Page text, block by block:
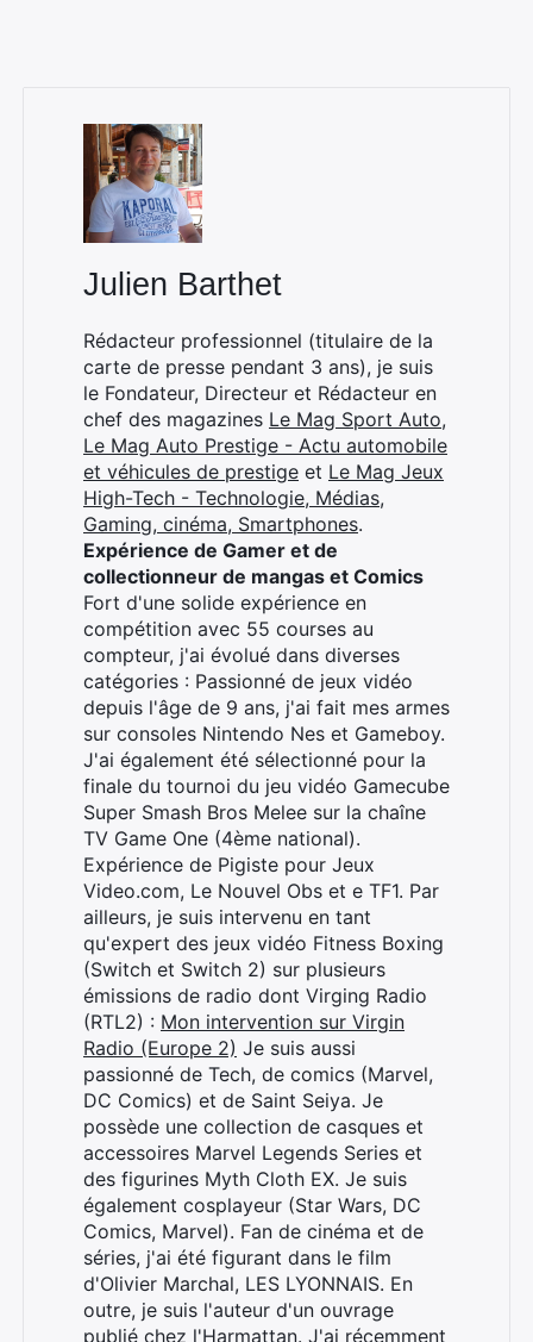
Julien Barthet
Rédacteur professionnel (titulaire de la
carte de presse pendant 3 ans), je suis
le Fondateur, Directeur et Rédacteur en
chef des magazines Le Mag Sport Auto,
Le Mag Auto Prestige - Actu automobile
et véhicules de prestige et Le Mag Jeux
High-Tech - Technologie, Médias,
Gaming, cinéma, Smartphones.
Expérience de Gamer et de
collectionneur de mangas et Comics
Fort d'une solide expérience en
compétition avec 55 courses au
compteur, j'ai évolué dans diverses
catégories : Passionné de jeux vidéo
depuis l'âge de 9 ans, j'ai fait mes armes
sur consoles Nintendo Nes et Gameboy.
J'ai également été sélectionné pour la
finale du tournoi du jeu vidéo Gamecube
Super Smash Bros Melee sur la chaîne
TV Game One (4ème national).
Expérience de Pigiste pour Jeux
Video.com, Le Nouvel Obs et e TF1. Par
ailleurs, je suis intervenu en tant
qu'expert des jeux vidéo Fitness Boxing
(Switch et Switch 2) sur plusieurs
émissions de radio dont Virging Radio
(RTL2) : Mon intervention sur Virgin
Radio (Europe 2) Je suis aussi
passionné de Tech, de comics (Marvel,
DC Comics) et de Saint Seiya. Je
possède une collection de casques et
accessoires Marvel Legends Series et
des figurines Myth Cloth EX. Je suis
également cosplayeur (Star Wars, DC
Comics, Marvel). Fan de cinéma et de
séries, j'ai été figurant dans le film
d'Olivier Marchal, LES LYONNAIS. En
outre, je suis l'auteur d'un ouvrage
publié chez l'Harmattan. J'ai récemment